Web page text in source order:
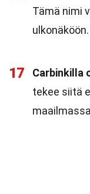
Tämä nimi
ulkonäköön.
17 Carbinkilla
tekee siitä